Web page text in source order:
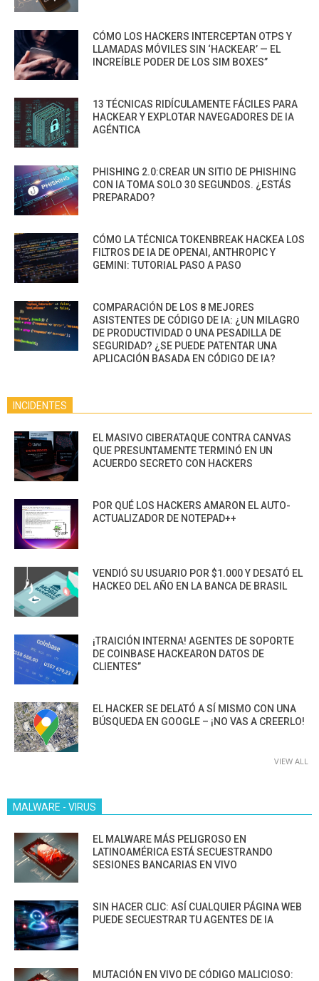
CÓMO LOS HACKERS INTERCEPTAN OTPS Y
LLAMADAS MÓVILES SIN ‘HACKEAR’ — EL
INCREÍBLE PODER DE LOS SIM BOXES”
13 TÉCNICAS RIDÍCULAMENTE FÁCILES PARA
HACKEAR Y EXPLOTAR NAVEGADORES DE IA
AGÉNTICA
PHISHING 2.0:CREAR UN SITIO DE PHISHING
CON IA TOMA SOLO 30 SEGUNDOS. ¿ESTÁS
PREPARADO?
CÓMO LA TÉCNICA TOKENBREAK HACKEA LOS
FILTROS DE IA DE OPENAI, ANTHROPIC Y
GEMINI: TUTORIAL PASO A PASO
COMPARACIÓN DE LOS 8 MEJORES
ASISTENTES DE CÓDIGO DE IA: ¿UN MILAGRO
DE PRODUCTIVIDAD O UNA PESADILLA DE
SEGURIDAD? ¿SE PUEDE PATENTAR UNA
APLICACIÓN BASADA EN CÓDIGO DE IA?
INCIDENTES
EL MASIVO CIBERATAQUE CONTRA CANVAS
QUE PRESUNTAMENTE TERMINÓ EN UN
ACUERDO SECRETO CON HACKERS
POR QUÉ LOS HACKERS AMARON EL AUTO-
ACTUALIZADOR DE NOTEPAD++
VENDIÓ SU USUARIO POR $1.000 Y DESATÓ EL
HACKEO DEL AÑO EN LA BANCA DE BRASIL
¡TRAICIÓN INTERNA! AGENTES DE SOPORTE
DE COINBASE HACKEARON DATOS DE
CLIENTES”
EL HACKER SE DELATÓ A SÍ MISMO CON UNA
BÚSQUEDA EN GOOGLE – ¡NO VAS A CREERLO!
VIEW ALL
MALWARE - VIRUS
EL MALWARE MÁS PELIGROSO EN
LATINOAMÉRICA ESTÁ SECUESTRANDO
SESIONES BANCARIAS EN VIVO
SIN HACER CLIC: ASÍ CUALQUIER PÁGINA WEB
PUEDE SECUESTRAR TU AGENTES DE IA
MUTACIÓN EN VIVO DE CÓDIGO MALICIOSO: